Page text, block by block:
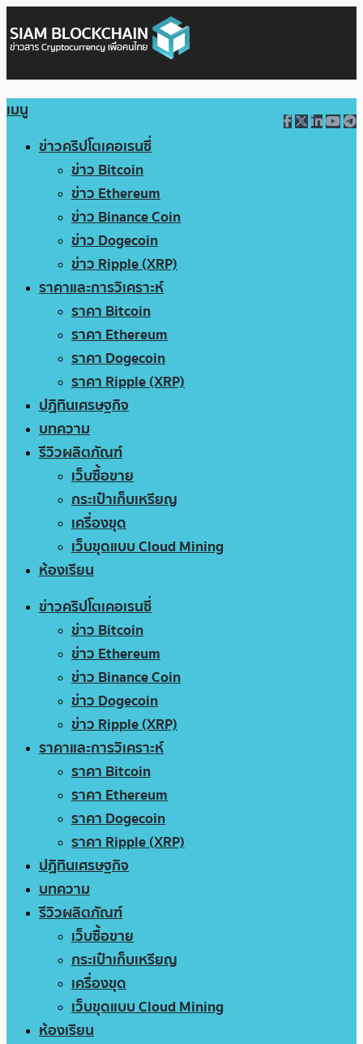
เมนู
ข่าวคริปโตเคอเรนซี่
ข่าว Bitcoin
ข่าว Ethereum
ข่าว Binance Coin
ข่าว Dogecoin
ข่าว Ripple (XRP)
ราคาและการวิเคราะห์
ราคา Bitcoin
ราคา Ethereum
ราคา Dogecoin
ราคา Ripple (XRP)
ปฏิทินเศรษฐกิจ
บทความ
รีวิวผลิตภัณฑ์
เว็บซื้อขาย
กระเป๋าเก็บเหรียญ
เครื่องขุด
เว็บขุดแบบ Cloud Mining
ห้องเรียน
ข่าวคริปโตเคอเรนซี่
ข่าว Bitcoin
ข่าว Ethereum
ข่าว Binance Coin
ข่าว Dogecoin
ข่าว Ripple (XRP)
ราคาและการวิเคราะห์
ราคา Bitcoin
ราคา Ethereum
ราคา Dogecoin
ราคา Ripple (XRP)
ปฏิทินเศรษฐกิจ
บทความ
รีวิวผลิตภัณฑ์
เว็บซื้อขาย
กระเป๋าเก็บเหรียญ
เครื่องขุด
เว็บขุดแบบ Cloud Mining
ห้องเรียน